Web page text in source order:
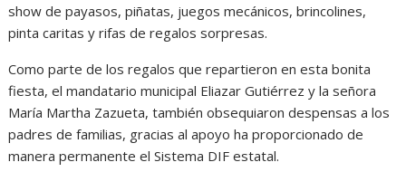
show de payasos, piñatas, juegos mecánicos, brincolines,
pinta caritas y rifas de regalos sorpresas.
Como parte de los regalos que repartieron en esta bonita
fiesta, el mandatario municipal Eliazar Gutiérrez y la señora
María Martha Zazueta, también obsequiaron despensas a los
padres de familias, gracias al apoyo ha proporcionado de
manera permanente el Sistema DIF estatal.